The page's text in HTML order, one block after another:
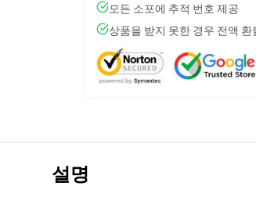
모든 소포에 추적 번호 제공
상품을 받지 못한 경우 전액 환
설명